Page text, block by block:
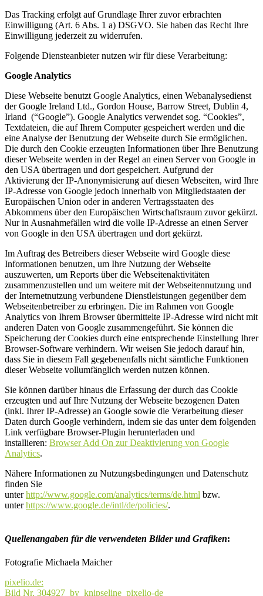
Das Tracking erfolgt auf Grundlage Ihrer zuvor erbrachten
Einwilligung (Art. 6 Abs. 1 a) DSGVO. Sie haben das Recht Ihre
Einwilligung jederzeit zu widerrufen.
Folgende Diensteanbieter nutzen wir für diese Verarbeitung:
Google Analytics
Diese Webseite benutzt Google Analytics, einen Webanalysedienst
der Google Ireland Ltd., Gordon House, Barrow Street, Dublin 4,
Irland (“Google”). Google Analytics verwendet sog. “Cookies”,
Textdateien, die auf Ihrem Computer gespeichert werden und die
eine Analyse der Benutzung der Webseite durch Sie ermöglichen.
Die durch den Cookie erzeugten Informationen über Ihre Benutzung
dieser Webseite werden in der Regel an einen Server von Google in
den USA übertragen und dort gespeichert. Aufgrund der
Aktivierung der IP-Anonymisierung auf diesen Webseiten, wird Ihre
IP-Adresse von Google jedoch innerhalb von Mitgliedstaaten der
Europäischen Union oder in anderen Vertragsstaaten des
Abkommens über den Europäischen Wirtschaftsraum zuvor gekürzt.
Nur in Ausnahmefällen wird die volle IP-Adresse an einen Server
von Google in den USA übertragen und dort gekürzt.
Im Auftrag des Betreibers dieser Webseite wird Google diese
Informationen benutzen, um Ihre Nutzung der Webseite
auszuwerten, um Reports über die Webseitenaktivitäten
zusammenzustellen und um weitere mit der Webseitennutzung und
der Internetnutzung verbundene Dienstleistungen gegenüber dem
Webseitenbetreiber zu erbringen. Die im Rahmen von Google
Analytics von Ihrem Browser übermittelte IP-Adresse wird nicht mit
anderen Daten von Google zusammengeführt. Sie können die
Speicherung der Cookies durch eine entsprechende Einstellung Ihrer
Browser-Software verhindern. Wir weisen Sie jedoch darauf hin,
dass Sie in diesem Fall gegebenenfalls nicht sämtliche Funktionen
dieser Webseite vollumfänglich werden nutzen können.
Sie können darüber hinaus die Erfassung der durch das Cookie
erzeugten und auf Ihre Nutzung der Webseite bezogenen Daten
(inkl. Ihrer IP-Adresse) an Google sowie die Verarbeitung dieser
Daten durch Google verhindern, indem sie das unter dem folgenden
Link verfügbare Browser-Plugin herunterladen und
installieren: Browser Add On zur Deaktivierung von Google
Analytics.
Nähere Informationen zu Nutzungsbedingungen und Datenschutz
finden Sie
unterhttp://www.google.com/analytics/terms/de.html bzw.
unterhttps://www.google.de/intl/de/policies/.
Quellenangaben für die verwendeten Bilder und Grafiken:
Fotografie Michaela Maicher
pixelio.de:
Bild Nr. 304927_by_knipseline_pixelio-de